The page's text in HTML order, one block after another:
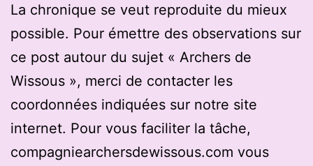
La chronique se veut reproduite du mieux
possible. Pour émettre des observations sur
ce post autour du sujet « Archers de
Wissous », merci de contacter les
coordonnées indiquées sur notre site
internet. Pour vous faciliter la tâche,
compagniearchersdewissous.com vous